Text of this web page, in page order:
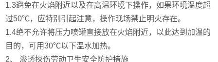
1.3避免在火焰附近以及在高温环境下操作，如果环境温度超
过50℃，应特别引起注意，操作现场禁止明火存在。
1.4绝不允许将压力喷罐直接放在火焰附近，以此达到加温的
目的，可用30℃以下温水加热。
2、渗透探伤劳动卫生安全防护措施